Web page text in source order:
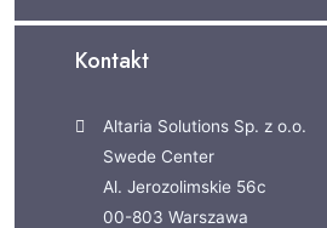
Kontakt
Altaria Solutions Sp. z o.o.
Swede Center
Al. Jerozolimskie 56c
00-803 Warszawa